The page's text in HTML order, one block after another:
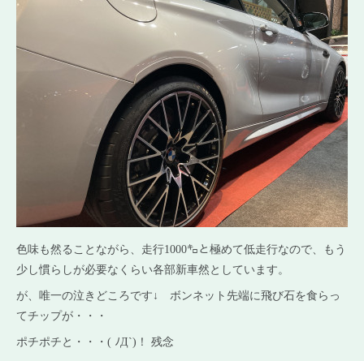
色味も然ることながら、走行1000㌔と極めて低走行なので、もう
少し慣らしが必要なくらい各部新車然としています。
が、唯一の泣きどころです↓ ボンネット先端に飛び石を食らっ
てチップが・・・
ポチポチと・・・( ﾉД`)！ 残念